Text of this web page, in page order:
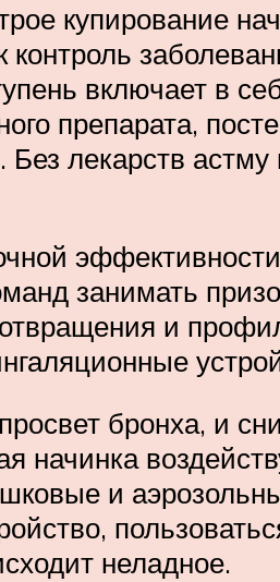
купирование
контроль
включает в
препарата,
лекарств
занимать
и
бронха, и
начинка
и
неладное.